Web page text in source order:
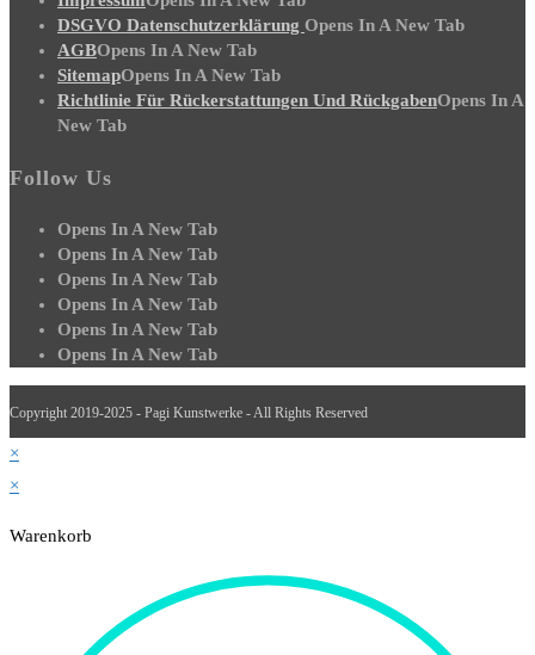
DSGVO Datenschutzerklärung Opens In A New Tab
AGBOpens In A New Tab
SitemapOpens In A New Tab
Richtlinie Für Rückerstattungen Und RückgabenOpens In A
New Tab
Follow Us
Opens In A New Tab
Opens In A New Tab
Opens In A New Tab
Opens In A New Tab
Opens In A New Tab
Opens In A New Tab
Copyright 2019-2025 - Pagi Kunstwerke - All Rights Reserved
×
×
Warenkorb